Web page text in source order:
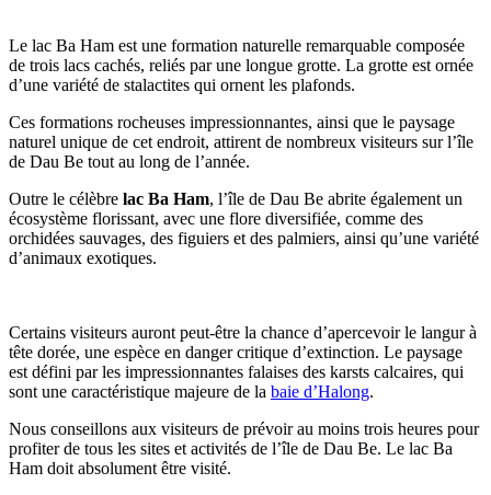
Le lac Ba Ham est une formation naturelle remarquable composée
de trois lacs cachés, reliés par une longue grotte. La grotte est ornée
d’une variété de stalactites qui ornent les plafonds.
Ces formations rocheuses impressionnantes, ainsi que le paysage
naturel unique de cet endroit, attirent de nombreux visiteurs sur l’île
de Dau Be tout au long de l’année.
Outre le célèbre lac Ba Ham, l’île de Dau Be abrite également un
écosystème florissant, avec une flore diversifiée, comme des
orchidées sauvages, des figuiers et des palmiers, ainsi qu’une variété
d’animaux exotiques.
Certains visiteurs auront peut-être la chance d’apercevoir le langur à
tête dorée, une espèce en danger critique d’extinction. Le paysage
est défini par les impressionnantes falaises des karsts calcaires, qui
sont une caractéristique majeure de la baie d’Halong.
Nous conseillons aux visiteurs de prévoir au moins trois heures pour
profiter de tous les sites et activités de l’île de Dau Be. Le lac Ba
Ham doit absolument être visité.